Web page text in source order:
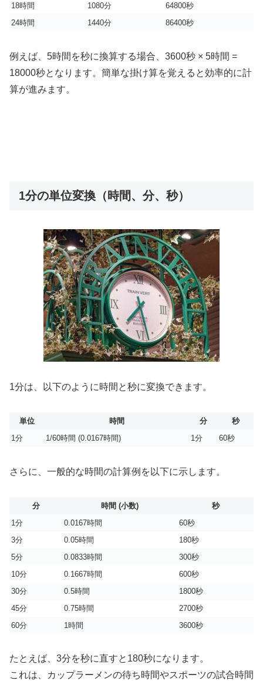
18時間
1080分
64800秒
24時間
1440分 86400秒
例えば、5時間を秒に換算する場合、3600秒 × 5時間 =
18000秒となります。簡単な掛け算を覚えると効率的に計
算が進みます。
1分の単位変換（時間、分、秒）
1分は、以下のように時間と秒に変換できます。
単位 時間 分
秒
1分
1/60時間 (0.0167時間) 1分 60秒
さらに、一般的な時間の計算例を以下に示します。
分 時間 (小数)
秒
1分
0.0167時間
60秒
3分
0.05時間
180秒
5分
0.0833時間
300秒
10分
0.1667時間
600秒
30分
0.5時間
1800秒
45分
0.75時間
2700秒
60分
1時間 3600秒
たとえば、3分を秒に直すと180秒になります。
これは、カップラーメンの待ち時間やスポーツの試合時間